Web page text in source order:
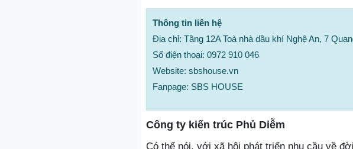
Thông tin liên hệ
Địa chỉ: Tầng 12A Toà nhà dầu khí Nghệ An, 7
Số điện thoại: 0972 910 046
Website: sbshouse.vn
Fanpage: SBS HOUSE
Công ty kiến trúc Phủ Diễm
Có thể nói, với xã hội phát triển nhu cầu về